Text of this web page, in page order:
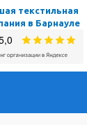
текстильная
в Барнауле